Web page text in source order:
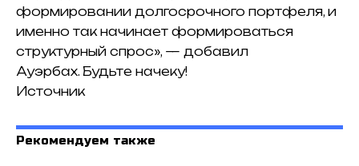
формировании долгосрочного портфеля, и
именно так начинает формироваться
структурный спрос», — добавил
Ауэрбах. Будьте начеку!
Источник
Рекомендуем также